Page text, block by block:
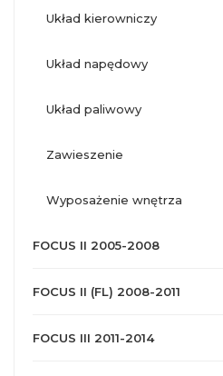
układ kierowniczy
układ napędowy
układ paliwowy
zawieszenie
wyposażenie wnętrza
FOCUS II 2005-2008
FOCUS II (FL) 2008-2011
FOCUS III 2011-2014